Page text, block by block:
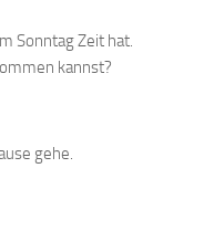
Sonntag Zeit hat.
kannst?
gehe.